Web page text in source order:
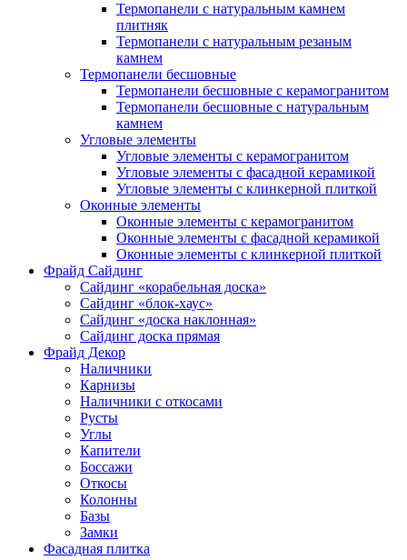
Термопанели с натуральным камнем
плитняк
Термопанели с натуральным резаным
камнем
Термопанели бесшовные
Термопанели бесшовные с керамогранитом
Термопанели бесшовные с натуральным
камнем
Угловые элементы
Угловые элементы с керамогранитом
Угловые элементы с фасадной керамикой
Угловые элементы с клинкерной плиткой
Оконные элементы
Оконные элементы с керамогранитом
Оконные элементы с фасадной керамикой
Оконные элементы с клинкерной плиткой
Фрайд Сайдинг
Сайдинг «корабельная доска»
Сайдинг «блок-хаус»
Сайдинг «доска наклонная»
Сайдинг доска прямая
Фрайд Декор
Наличники
Карнизы
Наличники с откосами
Русты
Углы
Капители
Боссажи
Откосы
Колонны
Базы
Замки
Фасадная плитка